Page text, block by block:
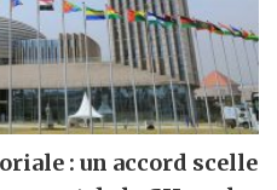
: un accord scelle